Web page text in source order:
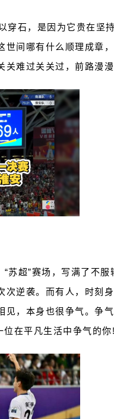
穿石，是因为它贵在坚
世间哪有什么顺理成章
难过关关过，前路漫
超”赛场，写满了不服
逆袭。而有人，时刻身
见，本身也很争气。争
位在平凡生活中争气的你!